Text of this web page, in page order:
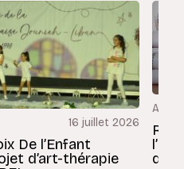
16 juillet 2026
De l’Enfant
d’art-thérapie